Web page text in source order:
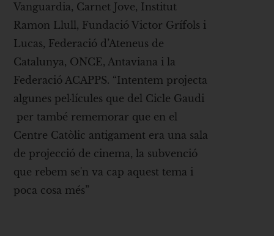
Vanguardia, Carnet Jove, Institut
Ramon Llull, Fundació Victor Grífols i
Lucas, Federació d’Ateneus de
Catalunya, ONCE, Antaviana i la
Federació ACAPPS. “Intentem projecta
algunes pel·lícules que del Cicle Gaudi
per també rememorar que en el
Centre Catòlic antigament era una sala
de projecció de cinema, la subvenció
que rebem se'n va cap aquest tema i
poca cosa més”